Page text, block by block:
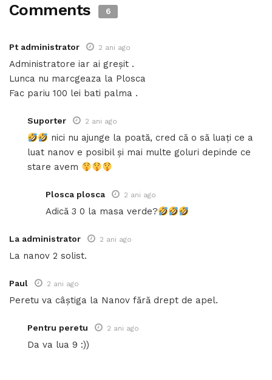
Comments 6
Pt administrator 2 ani ago
Administratore iar ai greșit .
Lunca nu marcgeaza la Plosca
Fac pariu 100 lei bati palma .
Suporter 2 ani ago
nici nu ajunge la poată, cred că o să luați ce a
luat nanov e posibil și mai multe goluri depinde ce
stare avem
Plosca plosca 2 ani ago
Adică 3 0 la masa verde?
La administrator 2 ani ago
La nanov 2 solist.
Paul 2 ani ago
Peretu va câștiga la Nanov fără drept de apel.
Pentru peretu 2 ani ago
Da va lua 9 :))